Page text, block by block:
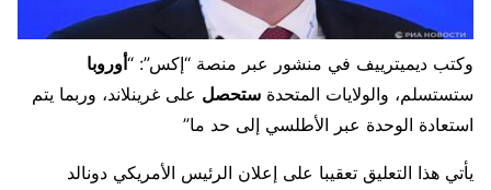
وكتب ديميترييف في منشور عبر منصة “إكس”: “أوروبا
ستستسلم، والولايات المتحدة ستحصل على غرينلاند، وربما يتم
استعادة الوحدة عبر الأطلسي إلى حد ما”
يأتي هذا التعليق تعقيبا على إعلان الرئيس الأمريكي دونالد